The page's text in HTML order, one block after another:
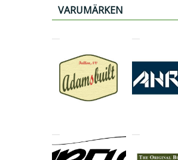
VARUMÄRKEN